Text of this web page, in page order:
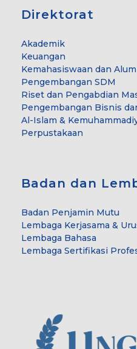
Direktorat
Akademik
Keuangan
Kemahasiswaan dan
Pengembangan SDM
Riset dan Pengabdian
Pengembangan Bisnis
Al-Islam &
Perpustakaan
Badan dan
Badan Penjamin Mutu
Lembaga Kerjasama &
Lembaga Bahasa
Lembaga Sertifikasi